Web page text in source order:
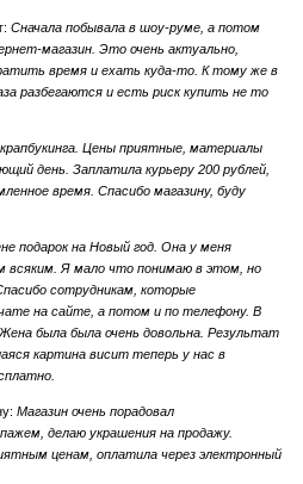
Сначала побывала в шоу-руме, а потом
магазин. Это очень актуально,
время и ехать куда-то. К тому же в
разбегаются и есть риск купить не то
Цены приятные, материалы
день. Заплатила курьеру 200 рублей,
время. Спасибо магазину, буду
подарок на Новый год. Она у меня
всяким. Я мало что понимаю в этом, но
сотрудникам, которые
на сайте, а потом и по телефону. В
была была очень довольна. Результат
картина висит теперь у нас в
Магазин очень порадовал
делаю украшения на продажу.
ценам, оплатила через электронный